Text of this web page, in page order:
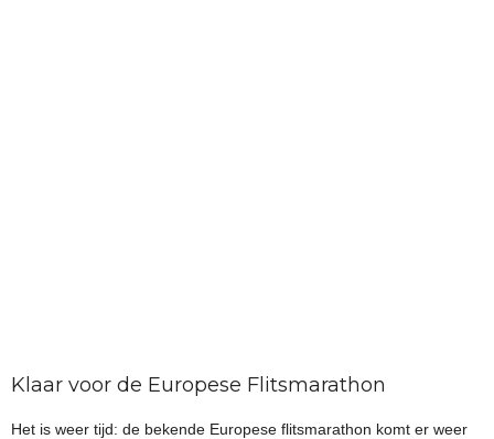
Klaar voor de Europese Flitsmarathon
Het is weer tijd: de bekende Europese flitsmarathon komt er weer